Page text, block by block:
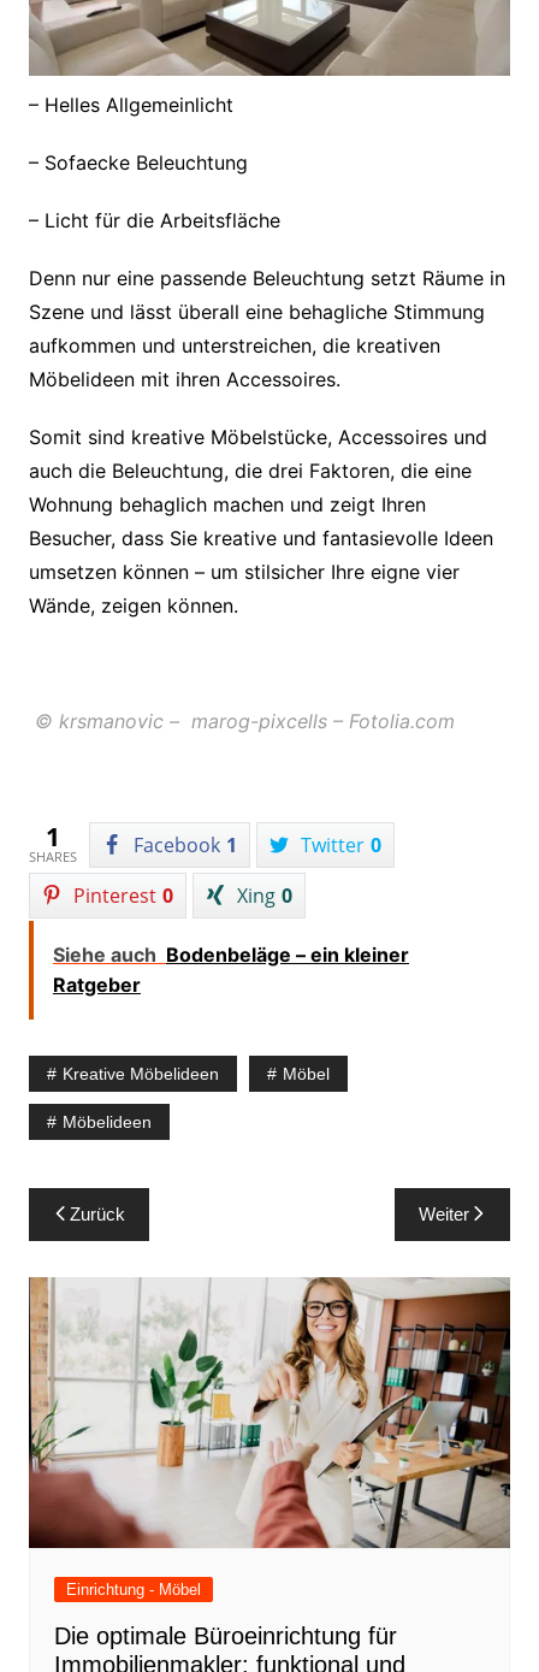
– Helles Allgemeinlicht
– Sofaecke Beleuchtung
– Licht für die Arbeitsfläche
Denn nur eine passende Beleuchtung setzt Räume in
Szene und lässt überall eine behagliche Stimmung
aufkommen und unterstreichen, die kreativen
Möbelideen mit ihren Accessoires.
Somit sind kreative Möbelstücke, Accessoires und
auch die Beleuchtung, die drei Faktoren, die eine
Wohnung behaglich machen und zeigt Ihren
Besucher, dass Sie kreative und fantasievolle Ideen
umsetzen können – um stilsicher Ihre eigne vier
Wände, zeigen können.
© krsmanovic – marog-pixcells – Fotolia.com
1
SHARES Facebook 1 Twitter 0
Pinterest 0 Xing 0
Siehe auch Bodenbeläge – ein kleiner
Ratgeber
Kreative Möbelideen Möbel
Möbelideen
Beitragsnavigation
Zurück Weiter
Einrichtung - Möbel
Die optimale Büroeinrichtung für
Immobilienmakler: funktional und